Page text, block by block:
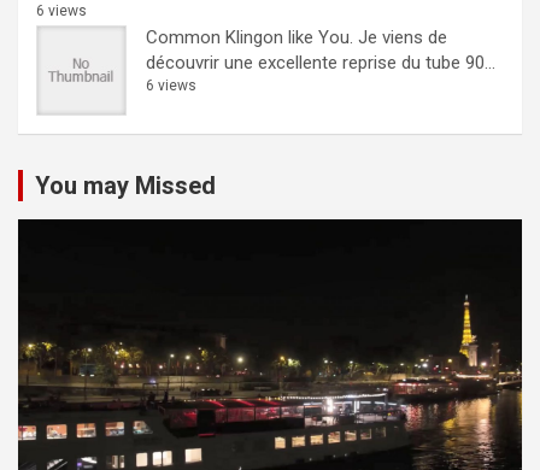
6 views
Common Klingon like You. Je viens de
découvrir une excellente reprise du tube 90...
6 views
You may Missed